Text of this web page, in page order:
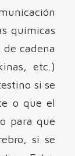
químicas
de cadena
etc.)
si se
o que el
para que
si se